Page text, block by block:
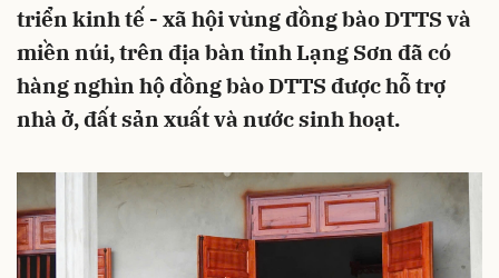
triển kinh tế - xã hội vùng đồng bào DTTS và
miền núi, trên địa bàn tỉnh Lạng Sơn đã có
hàng nghìn hộ đồng bào DTTS được hỗ trợ
nhà ở, đất sản xuất và nước sinh hoạt.